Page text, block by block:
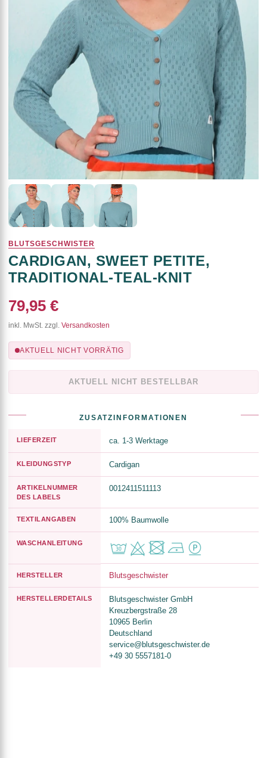
BLUTSGESCHWISTER
CARDIGAN, SWEET PETITE,
TRADITIONAL-TEAL-KNIT
79,95 €
inkl. MwSt. zzgl. Versandkosten
AKTUELL NICHT VORRÄTIG
AKTUELL NICHT BESTELLBAR
ZUSATZINFORMATIONEN
LIEFERZEIT ca. 1-3 Werktage
KLEIDUNGSTYP Cardigan
ARTIKELNUMMER
DES LABELS
0012411511113
TEXTILANGABEN 100% Baumwolle
WASCHANLEITUNG
HERSTELLER Blutsgeschwister
HERSTELLERDETAILS
Blutsgeschwister GmbH
Kreuzbergstraße 28
10965 Berlin
Deutschland
service@blutsgeschwister.de
+49 30 5557181-0